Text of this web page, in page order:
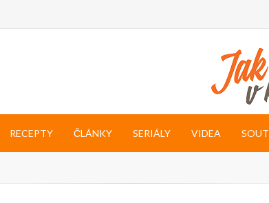
RECEPTY ČLÁNKY SERIÁLY VIDEA